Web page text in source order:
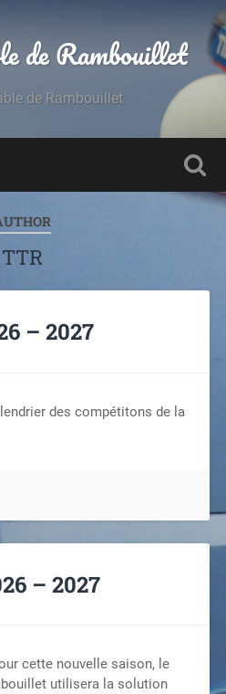
de Rambouillet
de Rambouillet
TTR
– 2027
des compétitons de la
– 2027
cette nouvelle saison, le
utilisera la solution